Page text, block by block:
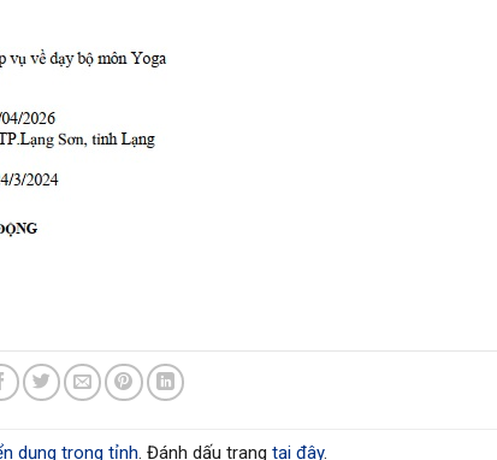
dụng trong tỉnh. Đánh dấu trang tại đây.